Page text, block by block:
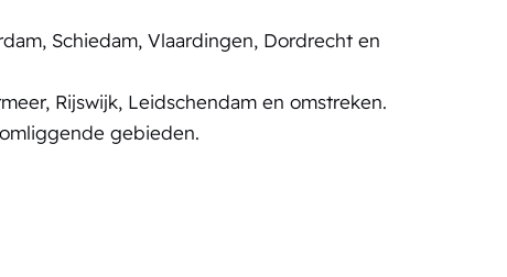
Schiedam, Vlaardingen, Dordrecht en
Rijswijk, Leidschendam en omstreken.
gebieden.